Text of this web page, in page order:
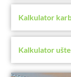
Kalkulator
Kalkulator